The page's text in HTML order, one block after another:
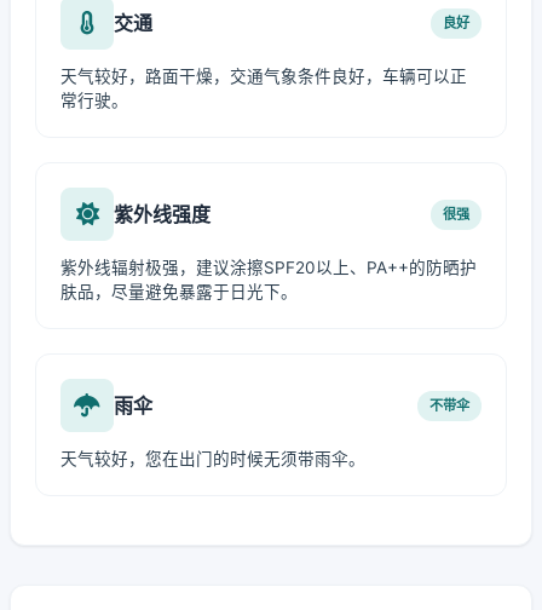
交通 良好
天气较好，路面干燥，交通气象条件良好，车辆可以正
常行驶。
紫外线强度 很强
紫外线辐射极强，建议涂擦SPF20以上、PA++的防晒护
肤品，尽量避免暴露于日光下。
雨伞 不带伞
天气较好，您在出门的时候无须带雨伞。